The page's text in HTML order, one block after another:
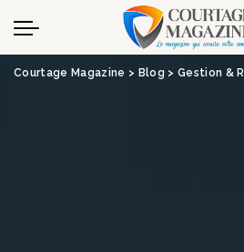
Panneau de gestion des
Courtage Magazine > Blog > Gestion &